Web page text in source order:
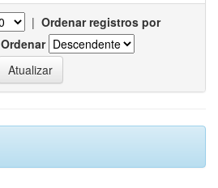
| Ordenar registros por
Ordenar